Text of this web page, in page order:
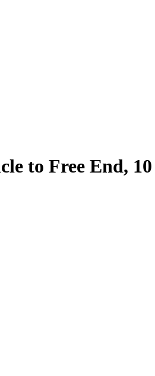
to Free End,